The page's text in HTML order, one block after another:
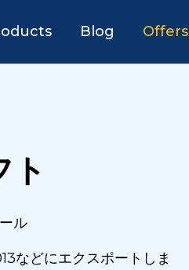
Blog Offers
ト
ル
などにエクスポートしま